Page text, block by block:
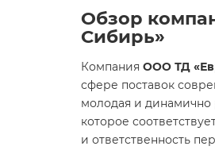
Обзор
Сибирь»
Компания ООО ТД
сфере поставок
молодая и динамично
которое
и ответственность